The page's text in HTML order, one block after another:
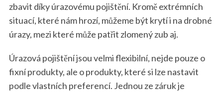
zbavit díky úrazovému pojištění. Kromě extrémních
situací, které nám hrozí, můžeme být krytí i na drobné
úrazy, mezi které může patřit zlomený zub aj.
Úrazová pojištění jsou velmi flexibilní, nejde pouze o
fixní produkty, ale o produkty, které si lze nastavit
podle vlastních preferencí. Jednou ze záruk je